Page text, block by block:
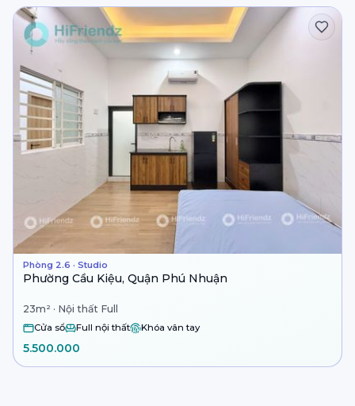
Phòng 2.6 · Studio
Phường Cầu Kiệu, Quận Phú Nhuận
23m² · Nội thất Full
Cửa sổ Full nội thất Khóa vân tay
5.500.000